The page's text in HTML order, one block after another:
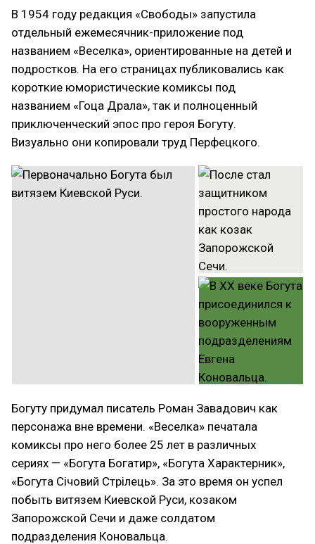
В 1954 году редакция «Свободы»‎ запустила
отдельный ежемесячник-приложение под
названием «Веселка»‎, ориентированные на детей и
подростков. На его страницах публиковались как
короткие юмористические комиксы под
названием «Гоца Драла»‎, так и полноценный
приключенческий эпос про героя Богуту.
Визуально они копировали труд Перфецкого.
Богуту придумал писатель Роман Завадович как
персонажа вне времени. «Веселка»‎ печатала
комиксы про него более 25 лет в различных
сериях — «Богута Богатир»‎, «Богута Характерник»‎,
«Богута Січовий Стрілець»‎. За это время он успел
побыть витязем Киевской Руси, козаком
Запорожской Сечи и даже солдатом
подразделения Коновальца.